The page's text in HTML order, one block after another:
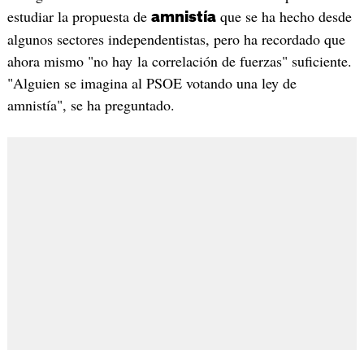
estudiar la propuesta de amnistíaque se ha hecho desde
algunos sectores independentistas, pero ha recordado que
ahora mismo "no hay la correlación de fuerzas" suficiente.
"Alguien se imagina al PSOE votando una ley de
amnistía", se ha preguntado.